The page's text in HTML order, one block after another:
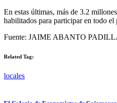
En estas últimas, más de 3.2
habilitados para participar en todo el
Fuente: JAIME ABANTO
Related Tag:
locales